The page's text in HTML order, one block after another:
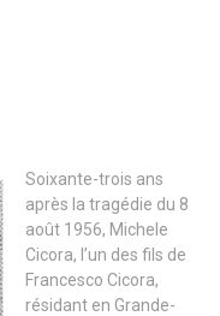
Soixante-trois ans
après la tragédie du 8
août 1956, Michele
Cicora, l’un des fils de
Francesco Cicora,
résidant en Grande-